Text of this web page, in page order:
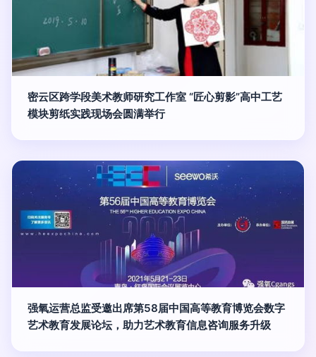
密云区跨学段美术教师研究工作室 “匠心剪影”高中工艺
模块剪纸实践现场会圆满举行
强氧运营总监受邀出席第58届中国高等教育博览会数字
艺术教育发展论坛，助力艺术教育信息咨询服务升级